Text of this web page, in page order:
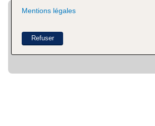
Mentions légales
Refuser